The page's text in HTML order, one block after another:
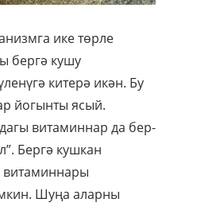
ике төрле
бергә кушу
китерә икән. Бу
йогынты ясый.
витаминнар да бер-
Бергә кушкан
витаминнары
Шуңа аларны